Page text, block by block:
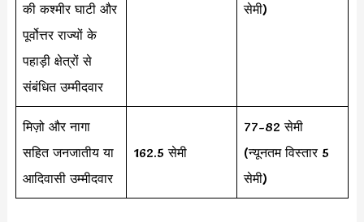
की कश्मीर घाटी और
पूर्वोत्तर राज्यों के
पहाड़ी क्षेत्रों से
संबंधित उम्मीदवार
सेमी)
मिज़ो और नागा
सहित जनजातीय या
आदिवासी उम्मीदवार
162.5 सेमी
77-82 सेमी
(न्यूनतम विस्तार 5
सेमी)